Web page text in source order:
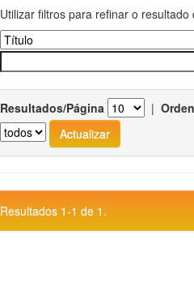
Utilizar filtros para refinar o resultado
Resultados/Página |
Resultados 1-1 de 1.